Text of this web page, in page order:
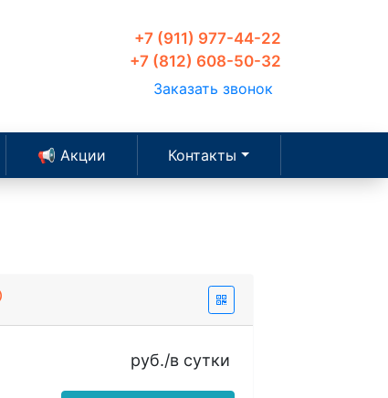
+7 (911) 977-44-22
+7 (812) 608-50-32
Заказать звонок
📢 Акции Контакты
руб./в сутки